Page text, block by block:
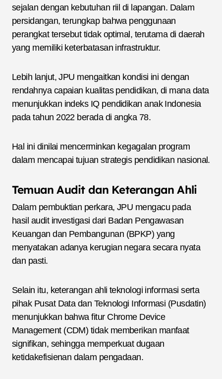
sejalan dengan kebutuhan riil di lapangan. Dalam
persidangan, terungkap bahwa penggunaan
perangkat tersebut tidak optimal, terutama di daerah
yang memiliki keterbatasan infrastruktur.
Lebih lanjut, JPU mengaitkan kondisi ini dengan
rendahnya capaian kualitas pendidikan, di mana data
menunjukkan indeks IQ pendidikan anak Indonesia
pada tahun 2022 berada di angka 78.
Hal ini dinilai mencerminkan kegagalan program
dalam mencapai tujuan strategis pendidikan nasional.
Temuan Audit dan Keterangan Ahli
Dalam pembuktian perkara, JPU mengacu pada
hasil audit investigasi dari Badan Pengawasan
Keuangan dan Pembangunan (BPKP) yang
menyatakan adanya kerugian negara secara nyata
dan pasti.
Selain itu, keterangan ahli teknologi informasi serta
pihak Pusat Data dan Teknologi Informasi (Pusdatin)
menunjukkan bahwa fitur Chrome Device
Management (CDM) tidak memberikan manfaat
signifikan, sehingga memperkuat dugaan
ketidakefisienan dalam pengadaan.